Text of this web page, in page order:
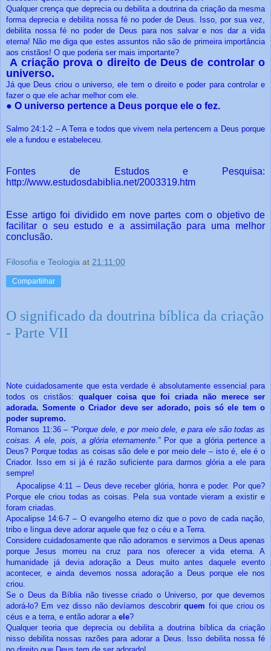
Qualquer crença que deprecia ou debilita a doutrina da criação da mesma
forma deprecia e debilita nossa fé no poder de Deus. Isso, por sua vez,
debilita nossa fé no poder de Deus para nos salvar e nos dar a vida
eterna! Não me diga que estes assuntos não são de primeira importância
aos cristãos! O que poderia ser mais importante?
A criação prova o direito de Deus de controlar o
universo.
Já que Deus criou o universo, ele tem o direito e poder para controlar e
fazer o que ele achar melhor com ele.
● O universo pertence a Deus porque ele o fez.
Salmo 24:1-2 – A Terra e todos que vivem nela pertencem a Deus porque
ele a fundou e estabeleceu.
Fontes de Estudos e Pesquisa:
http://www.estudosdabiblia.net/2003319.htm
Esse artigo foi dividido em nove partes com o objetivo de
facilitar o seu estudo e a assimilação para uma melhor
conclusão.
Filosofia e Teologia at 21:11:00
Compartilhar
O significado da doutrina bíblica da criação
- Parte VII
Note cuidadosamente que esta verdade é absolutamente essencial para
todos os cristãos: qualquer coisa que foi criada não merece ser
adorada. Somente o Criador deve ser adorado, pois só ele tem o
poder supremo.
Romanos 11:36 – “Porque dele, e por meio dele, e para ele são todas as
coisas. A ele, pois, a glória eternamente.” Por que a glória pertence a
Deus? Porque todas as coisas são dele e por meio dele – isto é, ele é o
Criador. Isso em si já é razão suficiente para darmos glória a ele para
sempre!
Apocalipse 4:11 – Deus deve receber glória, honra e poder. Por que?
Porque ele criou todas as coisas. Pela sua vontade vieram a existir e
foram criadas.
Apocalipse 14:6-7 – O evangelho eterno diz que o povo de cada nação,
tribo e língua deve adorar aquele que fez o céu e a Terra.
Considere cuidadosamente que não adoramos e servimos a Deus apenas
porque Jesus morreu na cruz para nos oferecer a vida eterna. A
humanidade já devia adoração a Deus muito antes daquele evento
acontecer, e ainda devemos nossa adoração a Deus porque ele nos
criou.
Se o Deus da Bíblia não tivesse criado o Universo, por que devemos
adorá-lo? Em vez disso não devíamos descobrir quem foi que criou os
céus e a terra, e então adorar a ele?
Qualquer teoria que deprecia ou debilita a doutrina bíblica da criação
nisso debilita nossas razões para adorar a Deus. Isso debilita nossa fé